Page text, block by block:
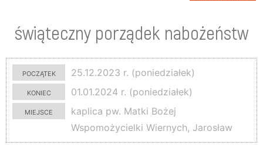
świąteczny porządek nabożeństw
początek
25.12.2023 r. (poniedziałek)
koniec
01.01.2024 r. (poniedziałek)
miejsce
kaplica pw. Matki Bożej
Wspomożycielki Wiernych, Jarosław